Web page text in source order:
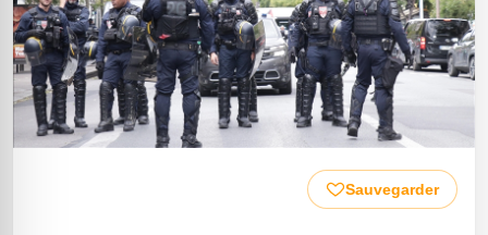
Sauvegarder